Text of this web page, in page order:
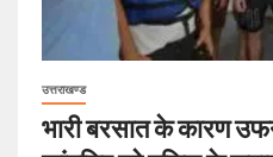
उत्तराखण्ड
भारी बरसात के कारण